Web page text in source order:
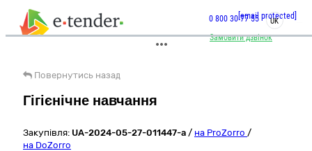
Замовити дзвінок
0 800 30 77 55[email protected]
UK
Повернутись назад
Гігієнічне навчання
Закупівля: UA-2024-05-27-011447-a / на ProZorro /
на DoZorro